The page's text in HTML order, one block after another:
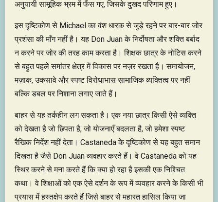
अनुयायी सामूहिक भ्रम में फँस गए, जिसके दुखद परिणाम हुए।
इस दृष्टिकोण से Michael का वंश धारक से जुड़े रहने पर बार-बार जोर
प्रशंसा की माँग नहीं है। यह Don Juan के निर्दोषता और शक्ति बर्बाद
न करने पर जोर की तरह काम करता है। शिक्षक छात्र के नोटिस करने
से बहुत पहले समांतर क्षेत्र में विकास पर नज़र रखता है। समायोजन,
मज़ाक, उकसावे और स्पष्ट विरोधाभास सामाजिक व्यक्तित्व पर नहीं
बल्कि डबल पर निशाना लगाए जाते हैं।
बाहर से यह तर्कहीन लग सकता है। एक नया छात्र किसी ऐसे व्यक्ति
को देखता है जो छिपता है, जो योजनाएँ बदलता है, जो हमेशा स्पष्ट
रैखिक निर्देश नहीं देता। Castaneda के दृष्टिकोण से यह बहुत समान
दिखता है जैसे Don Juan व्यवहार करते हैं। वे Castaneda को यह
स्थिर करने से मना करते हैं कि क्या हो रहा है इसकी एक निश्चित
कथा। वे शिक्षाओं को एक ऐसे दर्शन के रूप में व्यवहार करने के किसी भी
प्रयास में हस्तक्षेप करते हैं जिसे बाहर से महारत हासिल किया जा